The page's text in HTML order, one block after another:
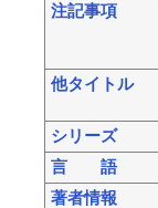
注記事項
他タイトル
シリーズ
言 語
著者情報